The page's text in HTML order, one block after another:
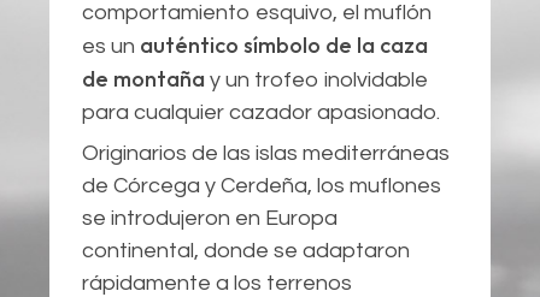
comportamiento esquivo, el muflón
es un auténtico símbolo de la caza
de montaña y un trofeo inolvidable
para cualquier cazador apasionado.
Originarios de las islas mediterráneas
de Córcega y Cerdeña, los muflones
se introdujeron en Europa
continental, donde se adaptaron
rápidamente a los terrenos